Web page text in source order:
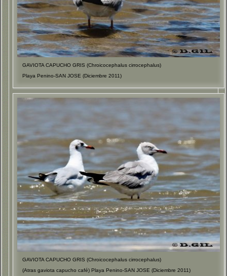
GAVIOTA CAPUCHO GRIS (Chroicocephalus cirrocephalus)
Playa Penino-SAN JOSE (Diciembre 2011)
GAVIOTA CAPUCHO GRIS (Chroicocephalus cirrocephalus)
(Atras gaviota capucho café) Playa Penino-SAN JOSE (Diciembre 2011)